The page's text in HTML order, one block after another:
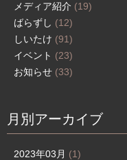
メディア紹介 (19)
ばらずし (12)
しいたけ (91)
イベント (23)
お知らせ (33)
月別アーカイブ
2023年03月 (1)